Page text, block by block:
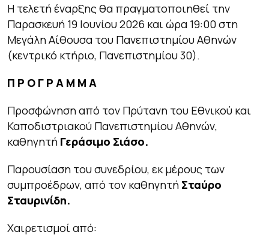
Η τελετή έναρξης θα πραγματοποιηθεί την
Παρασκευή 19 Ιουνίου 2026 και ώρα 19:00 στη
Μεγάλη Αίθουσα του Πανεπιστημίου Αθηνών
(κεντρικό κτήριο, Πανεπιστημίου 30).
Π Ρ Ο Γ Ρ Α Μ Μ Α
Προσφώνηση από τον Πρύτανη του Εθνικού και
Καποδιστριακού Πανεπιστημίου Αθηνών,
καθηγητή Γεράσιμο Σιάσο.
Παρουσίαση του συνεδρίου, εκ μέρους των
συμπροέδρων, από τον καθηγητή Σταύρο
Σταυρινίδη.
Χαιρετισμοί από: